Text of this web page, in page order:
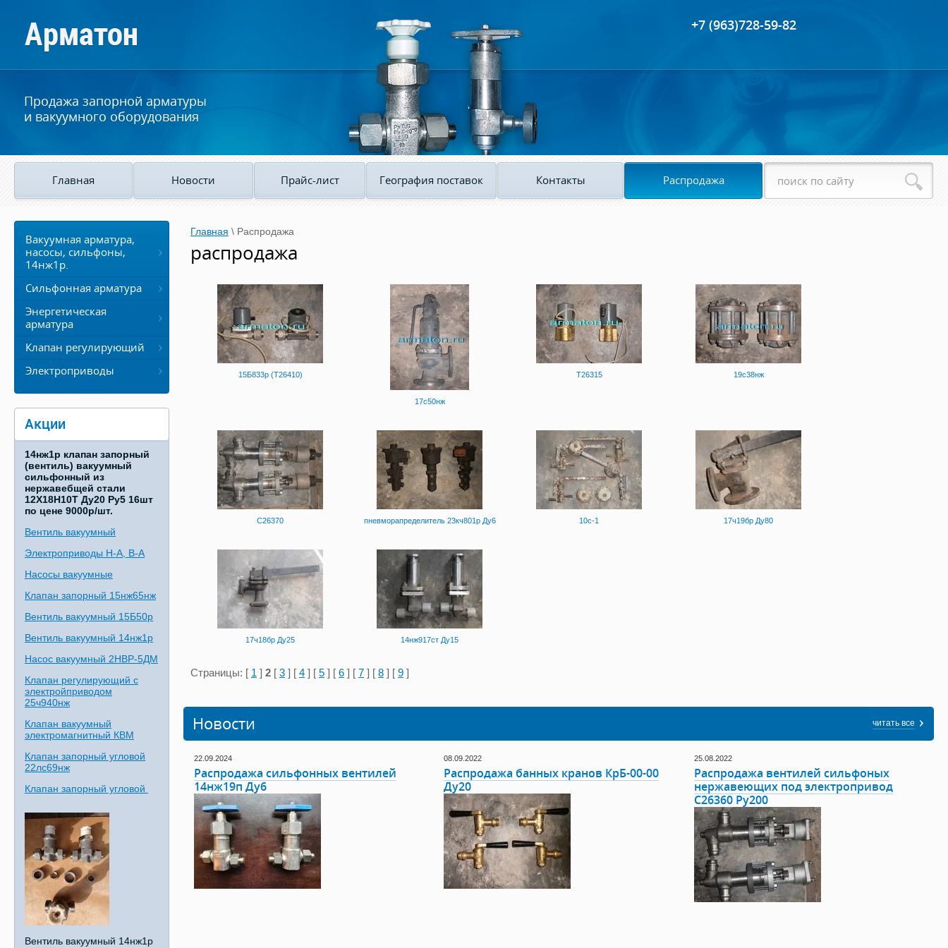
Продажа запорной арматуры
и вакуумного оборудования
+7 (963)728-59-82
Главная Новости Прайс-лист География поставок Контакты Распродажа
Главная \ Распродажа
распродажа
15Б833р (Т26410)
17с50нж
Т26315 19с38нж
С26370 пневморапределитель 23кч801р Ду6 10с-1 17ч19бр Ду80
17ч18бр Ду25 14нж917ст Ду15
Страницы: [ 1 ] 2 [ 3 ] [ 4 ] [ 5 ] [ 6 ] [ 7 ] [ 8 ] [ 9 ]
Новости читать все
22.09.2024
Распродажа сильфонных вентилей
14нж19п Ду6
08.09.2022
Распродажа банных кранов КрБ-00-00
Ду20
25.08.2022
Распродажа вентилей сильфоных
нержавеющих под электропривод
С26360 Ру200
Вакуумная арматура,
насосы, сильфоны,
14нж1р.
Сильфонная арматура
Энергетическая
арматура
Клапан регулирующий
Электроприводы
Акции
14нж1р клапан запорный
(вентиль) вакуумный
сильфонный из
нержавебщей стали
12Х18Н10Т Ду20 Ру5 16шт
по цене 9000р/шт.
Вентиль вакуумный
Электроприводы Н-А, В-А
Насосы вакуумные
Клапан запорный 15нж65нж
Вентиль вакуумный 15Б50р
Вентиль вакуумный 14нж1р
Насос вакуумный 2НВР-5ДМ
Клапан регулирующий с
электройприводом
25ч940нж
Клапан вакуумный
электромагнитный КВМ
Клапан запорный угловой
22лс69нж
Клапан запорный угловой
Вентиль вакуумный 14нж1р